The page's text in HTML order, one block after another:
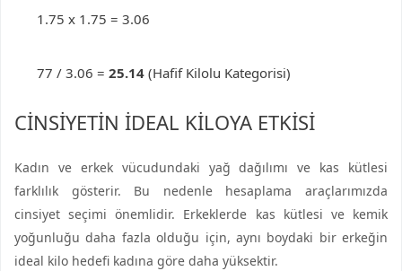
1.75 x 1.75 = 3.06
77 / 3.06 = 25.14 (Hafif Kilolu Kategorisi)
CINSIYETIN İDEAL KILOYA ETKISI
Kadın ve erkek vücudundaki yağ dağılımı ve kas kütlesi
farklılık gösterir. Bu nedenle hesaplama araçlarımızda
cinsiyet seçimi önemlidir. Erkeklerde kas kütlesi ve kemik
yoğunluğu daha fazla olduğu için, aynı boydaki bir erkeğin
ideal kilo hedefi kadına göre daha yüksektir.